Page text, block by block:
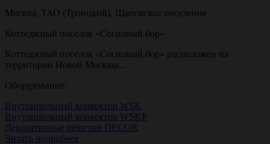
Москва, ТАО (Троицкий), Щаповское поселение
Коттеджный поселок «Сосновый бор»
Коттеджный поселок «Сосновый бор» расположен на
территории Новой Москвы...
Оборудование:
Внутрипольный конвектор WSK
Внутрипольный конвектор WSKP
Декоративные решетки DECOR
Читать подробнее